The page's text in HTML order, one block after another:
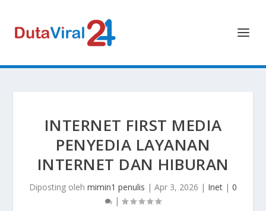
INTERNET FIRST MEDIA
PENYEDIA LAYANAN
INTERNET DAN HIBURAN
Diposting oleh mimin1 penulis | Apr 3, 2026 | Inet | 0
|